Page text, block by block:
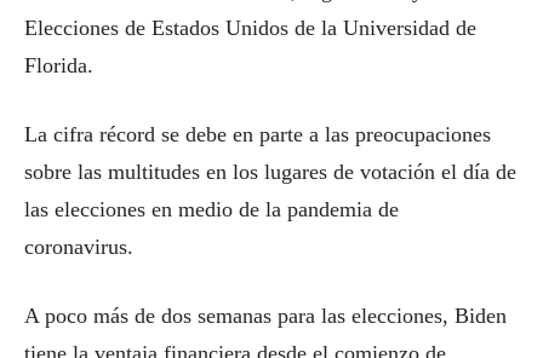
Elecciones de Estados Unidos de la Universidad de
Florida.
La cifra récord se debe en parte a las preocupaciones
sobre las multitudes en los lugares de votación el día de
las elecciones en medio de la pandemia de
coronavirus.
A poco más de dos semanas para las elecciones, Biden
tiene la ventaja financiera desde el comienzo de